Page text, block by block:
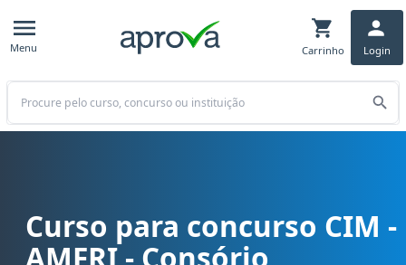
Menu Carrinho Login
Buscar
Curso para concurso CIM - AMFRI - Consório Intermunicipal
Curso para concurso CIM -